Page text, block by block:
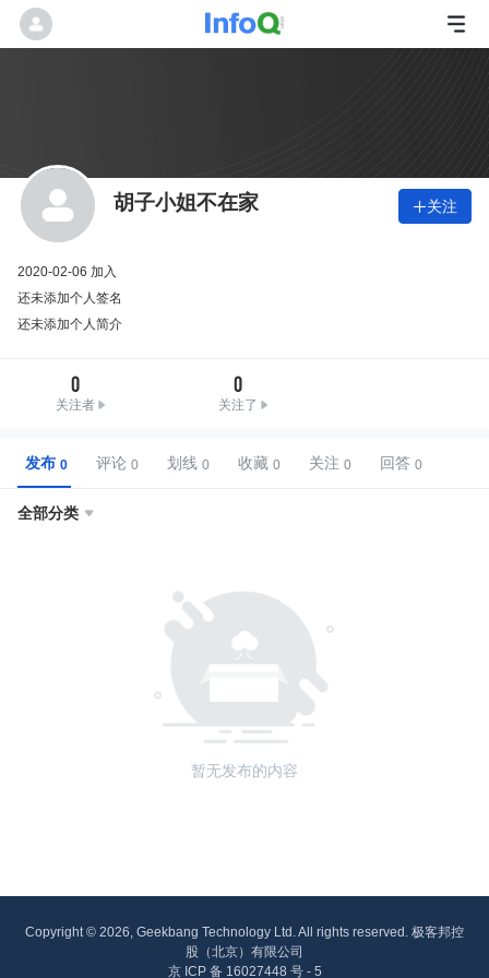
胡子小姐不在家 关注
2020-02-06 加入
还未添加个人签名
还未添加个人简介
0
关注者
0
关注了
发布 评论 划线 收藏 关注 回答
全部分类 
暂无发布的内容
Copyright © 2026, Geekbang Technology Ltd. All rights reserved. 极客邦控
股（北京）有限公司
京 ICP 备 16027448 号 - 5